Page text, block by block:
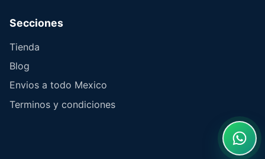
Secciones
Tienda
Blog
Envios a todo Mexico
Terminos y condiciones